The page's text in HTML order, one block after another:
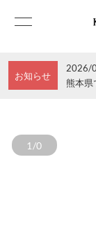
お知らせ
2026/
熊本県
1/0